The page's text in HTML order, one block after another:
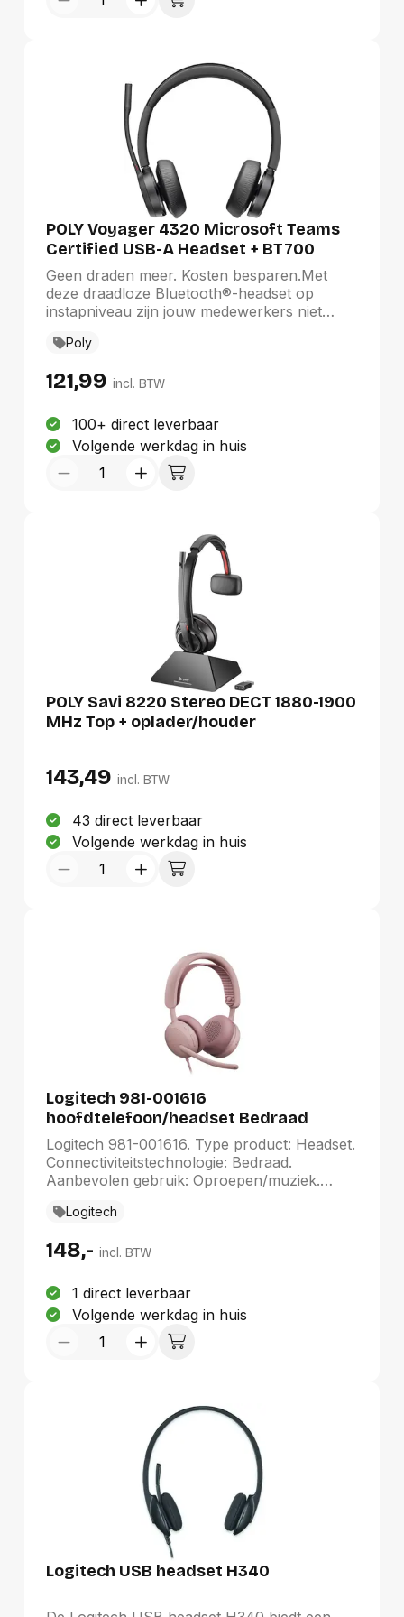
POLY Voyager 4320 Microsoft Teams
Certified USB-A Headset + BT700
dongle
Geen draden meer. Kosten besparen.Met
deze draadloze Bluetooth®-headset op
instapniveau zijn jouw medewerkers niet
kennis met de Voyager 4300 UC-serie. Dit is
productief te blijven en verbinding te maken
kantoor.
Poly
121,99 incl. BTW
100+ direct leverbaar
Volgende werkdag in huis
POLY Savi 8220 Stereo DECT 1880-1900
MHz Top + oplader/houder
143,49 incl. BTW
43 direct leverbaar
Volgende werkdag in huis
Logitech 981-001616
hoofdtelefoon/headset Bedraad
Hoofdband Oproepen/muziek USB
Type-C / USB Type-A Roze
Logitech 981-001616. Type product: Headset.
Connectiviteitstechnologie: Bedraad.
Aanbevolen gebruik: Oproepen/muziek.
Hz. Snoerlengte: 1,9 m. Gewicht: 223,5 g.
Logitech
148,- incl. BTW
1 direct leverbaar
Volgende werkdag in huis
Logitech USB headset H340